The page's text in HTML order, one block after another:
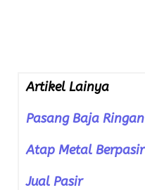
Artikel Lainya
Pasang Baja Ringan
Atap Metal Berpasir
Jual Pasir